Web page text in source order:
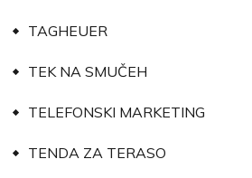
TAGHEUER
TEK NA SMUČEH
TELEFONSKI MARKETING
TENDA ZA TERASO